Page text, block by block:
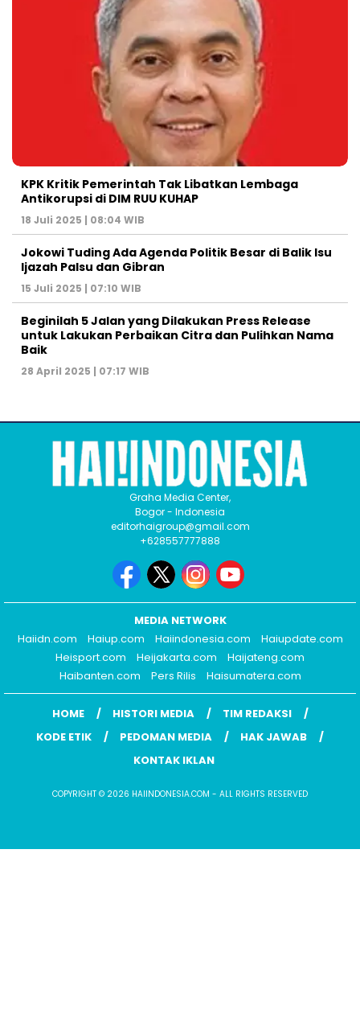
KPK Kritik Pemerintah Tak Libatkan Lembaga
Antikorupsi di DIM RUU KUHAP
18 Juli 2025 | 08:04 WIB
Jokowi Tuding Ada Agenda Politik Besar di Balik Isu
Ijazah Palsu dan Gibran
15 Juli 2025 | 07:10 WIB
Beginilah 5 Jalan yang Dilakukan Press Release
untuk Lakukan Perbaikan Citra dan Pulihkan Nama
Baik
28 April 2025 | 07:17 WIB
Graha Media Center,
Bogor - Indonesia
editorhaigroup@gmail.com
+628557777888
MEDIA NETWORK
Haiidn.com
Haiup.com Haiindonesia.com
Haiupdate.com
Heisport.com
Heijakarta.com
Haijateng.com
Haibanten.com
Pers Rilis Haisumatera.com
HOME HISTORI MEDIA
TIM REDAKSI
KODE ETIK
PEDOMAN MEDIA
HAK JAWAB
KONTAK IKLAN
COPYRIGHT © 2026 HAIINDONESIA.COM - ALL RIGHTS RESERVED